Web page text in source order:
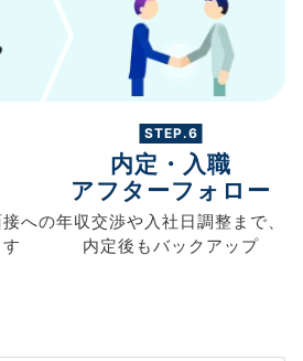
への
STEP.6
内定・入職
アフターフォロー
年収交渉や入社日調整まで、
内定後もバックアップ